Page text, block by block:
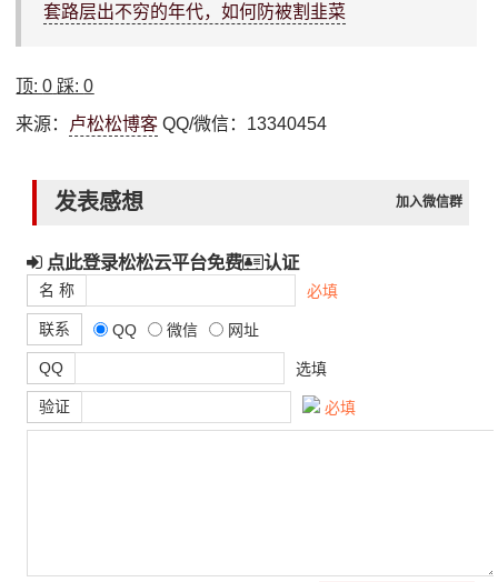
套路层出不穷的年代，如何防被割韭菜
顶:0 踩:0
来源： 卢松松博客 QQ/微信：13340454
发表感想 加入微信群
点此登录松松云平台免费 认证
名 称 必填
联系 QQ 微信 网址
QQ 选填
验证 必填